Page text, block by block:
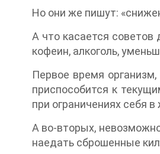
Но они же пишут:
А что касается советов
кофеин, алкоголь,
Первое время
приспособится к
при ограничениях себя
А во-вторых,
наедать сброшенные